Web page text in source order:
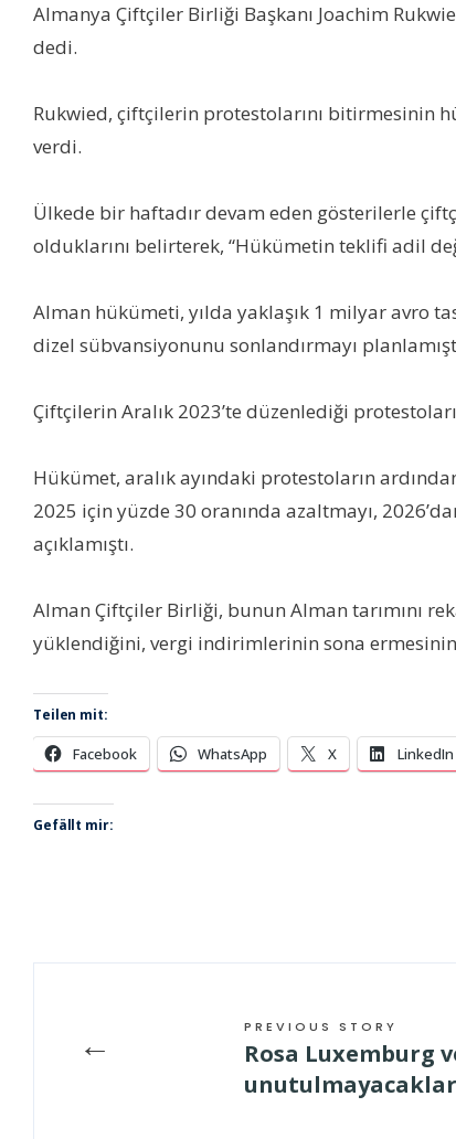
Almanya Çiftçiler Birliği Başkanı Joachim
dedi.
Rukwied, çiftçilerin protestolarını bitirmesinin
verdi.
Ülkede bir haftadır devam eden gösterilerle
olduklarını belirterek, “Hükümetin teklifi adil
Alman hükümeti, yılda yaklaşık 1 milyar avro
dizel sübvansiyonunu sonlandırmayı
Çiftçilerin Aralık 2023’te düzenlediği
Hükümet, aralık ayındaki protestoların
2025 için yüzde 30 oranında azaltmayı,
açıklamıştı.
Alman Çiftçiler Birliği, bunun Alman tarımını
yüklendiğini, vergi indirimlerinin sona
Teilen mit:
Facebook WhatsApp X LinkedIn
Gefällt mir:
← PREVIOUS STORY
Rosa Luxemburg
unutulmayacaklar